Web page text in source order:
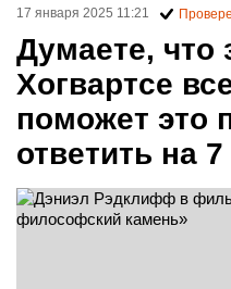
Думаете, что
Хогвартсе
поможет это
ответить на
17 января 2025 11:21